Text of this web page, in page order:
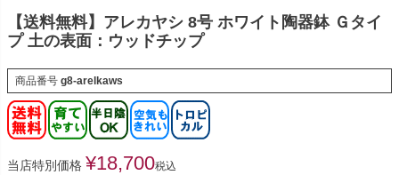
【送料無料】アレカヤシ 8号 ホワイト陶器鉢 Ｇタイ
プ 土の表面：ウッドチップ
商品番号 g8-arelkaws
当店特別価格 ¥18,700税込